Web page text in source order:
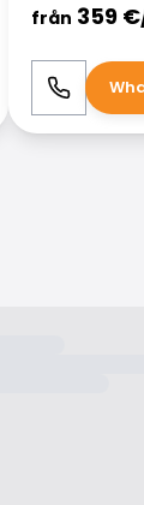
från 359
Ring